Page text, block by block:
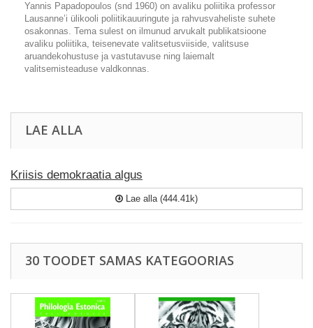
Yannis Papadopoulos (snd 1960) on avaliku poliitika professor
Lausanne’i ülikooli poliitikauuringute ja rahvusvaheliste suhete
osakonnas. Tema sulest on ilmunud arvukalt publikatsioone
avaliku poliitika, teisenevate valitsetusviiside, valitsuse
aruandekohustuse ja vastutavuse ning laiemalt
valitsemisteaduse valdkonnas.
LAE ALLA
Kriisis demokraatia algus
Lae alla (444.41k)
30 TOODET SAMAS KATEGOORIAS